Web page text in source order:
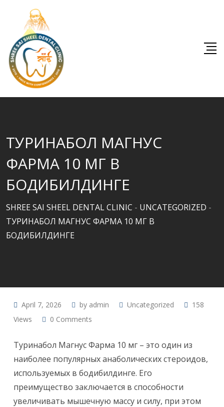
content
ТУРИНАБОЛ МАГНУС
ФАРМА 10 МГ В
БОДИБИЛДИНГЕ
SHREE SAI SHEEL DENTAL CLINIC - UNCATEGORIZED -
ТУРИНАБОЛ МАГНУС ФАРМА 10 МГ В
БОДИБИЛДИНГЕ
April 7, 2026 by admin Uncategorized
158
Views
0 Comments
Туринабол Магнус Фарма 10 мг – это один из
наиболее популярных анаболических стероидов,
используемых в бодибилдинге. Его
преимущество заключается в способности
увеличивать мышечную массу и силу, при этом